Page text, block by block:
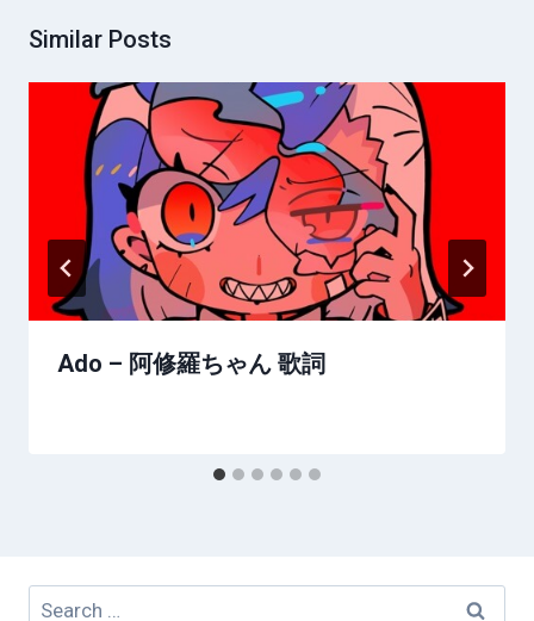
Similar Posts
Ado – 阿修羅ちゃん 歌詞
Search